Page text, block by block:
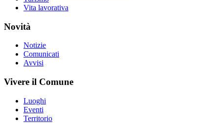
Vita lavorativa
Novità
Notizie
Comunicati
Avvisi
Vivere il Comune
Luoghi
Eventi
Territorio